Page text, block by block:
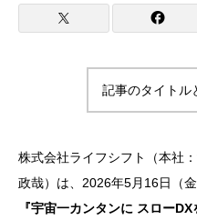
記事のタイトル
株式会社ライフシフト（本社
政哉）は、2026年5月16日（
『宇宙一カンタンに スローDX